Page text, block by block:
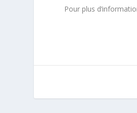
Pour plus